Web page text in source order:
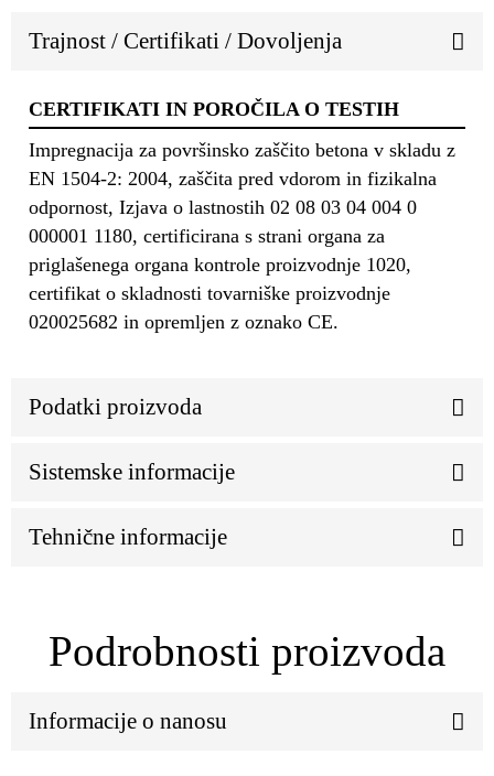
Trajnost / Certifikati / Dovoljenja
CERTIFIKATI IN POROČILA O TESTIH
Impregnacija za površinsko zaščito betona v skladu z
EN 1504-2: 2004, zaščita pred vdorom in fizikalna
odpornost, Izjava o lastnostih 02 08 03 04 004 0
000001 1180, certificirana s strani organa za
priglašenega organa kontrole proizvodnje 1020,
certifikat o skladnosti tovarniške proizvodnje
020025682 in opremljen z oznako CE.
Podatki proizvoda
Sistemske informacije
Tehnične informacije
Podrobnosti proizvoda
Informacije o nanosu